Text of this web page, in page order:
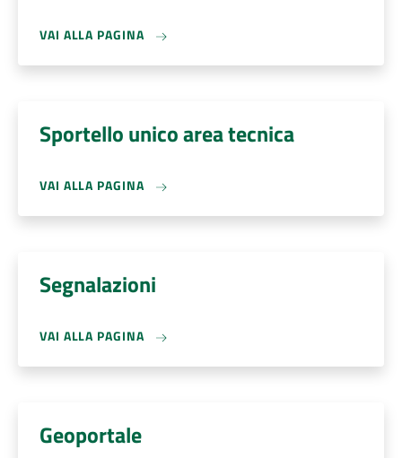
VAI ALLA PAGINA
Sportello unico area tecnica
VAI ALLA PAGINA
Segnalazioni
VAI ALLA PAGINA
Geoportale